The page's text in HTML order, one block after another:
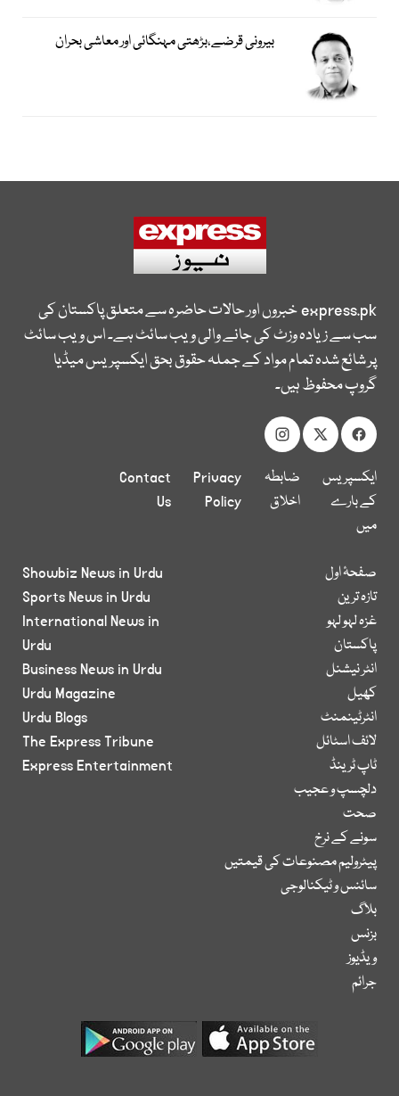
بیرونی قرضے،بڑھتی مہنگائی اور معاشی بحران
express.pkخبروں اور حالات حاضرہ سے متعلق پاکستان کی
سب سے زیادہ وزٹ کی جانے والی ویب سائٹ ہے۔ اس ویب سائٹ
پر شائع شدہ تمام مواد کے جملہ حقوق بحق ایکسپریس میڈیا
گروپ محفوظ ہیں۔
ایکسپریس
کے بارے
میں
ضابطہ
اخلاق
Privacy
Policy
Contact
Us
صفحۂ اول
تازہ ترین
غزہ لہو لہو
پاکستان
انٹر نیشنل
کھیل
انٹرٹینمنٹ
لائف اسٹائل
ٹاپ ٹرینڈ
دلچسپ و عجیب
صحت
سونے کے نرخ
پیٹرولیم مصنوعات کی قیمتیں
سائنس و ٹیکنالوجی
بلاگ
بزنس
ویڈیوز
جرائم
Showbiz News in Urdu
Sports News in Urdu
International News in
Urdu
Business News in Urdu
Urdu Magazine
Urdu Blogs
The Express Tribune
Express Entertainment